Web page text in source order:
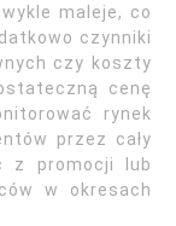
maleje, co
czynniki
czy koszty
cenę
rynek
przez cały
z promocji lub
w okresach